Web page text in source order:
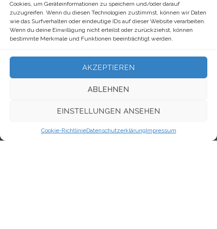
Cookies, um Geräteinformationen zu speichern und/oder darauf
zuzugreifen. Wenn du diesen Technologien zustimmst, können wir Daten
wie das Surfverhalten oder eindeutige IDs auf dieser Website verarbeiten.
Wenn du deine Einwilligung nicht erteilst oder zurückziehst, können
bestimmte Merkmale und Funktionen beeinträchtigt werden.
AKZEPTIEREN
ABLEHNEN
EINSTELLUNGEN ANSEHEN
Cookie-RichtlinieDatenschutzerklärungImpressum
META